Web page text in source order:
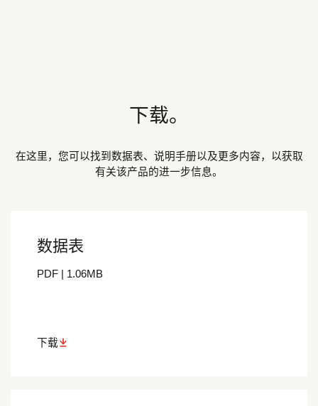
下载。
在这里，您可以找到数据表、说明手册以及更多内容，以获取
有关该产品的进一步信息。
数据表
PDF| 1.06MB
下载